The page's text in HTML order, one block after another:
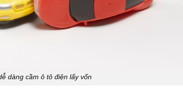
dàng cầm ô tô điện lấy vốn